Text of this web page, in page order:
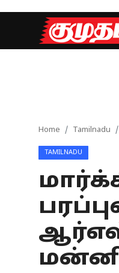
Games
Special Story
Home Tamilnadu
TAMILNADU